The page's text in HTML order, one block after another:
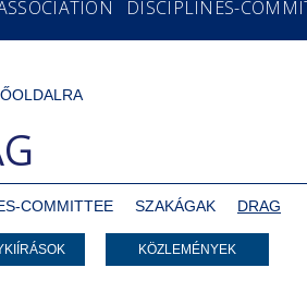
DISCIPLINES-
COMMITTEE SZAKÁGAK DRAG
KÖZLEMÉNYEK